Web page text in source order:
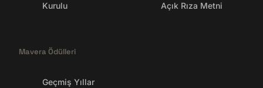
Kurulu
Açık Rıza Metni
Mavera Ödülleri
Geçmiş Yıllar